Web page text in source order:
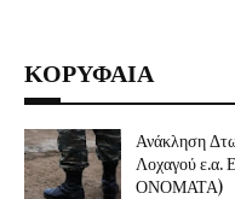
ΚΟΡΥΦΑΙΑ
Ανάκληση
Λοχαγού
ΟΝΟΜΑΤΑ)